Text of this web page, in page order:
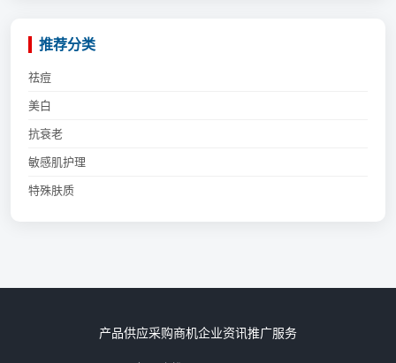
推荐分类
祛痘
美白
抗衰老
敏感肌护理
特殊肤质
产品供应采购商机企业资讯推广服务